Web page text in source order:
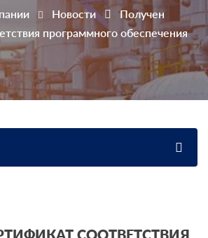
Новости
Получен
программного обеспечения
СООТВЕТСТВИЯ